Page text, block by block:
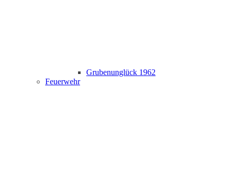
Grubenunglück 1962
Feuerwehr